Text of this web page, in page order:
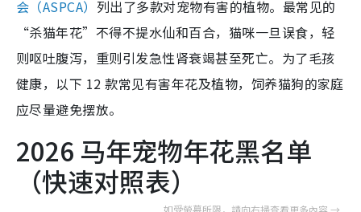
会（ASPCA） 列出了多款对宠物有害的植物。最常见的
“杀猫年花”不得不提水仙和百合，猫咪一旦误食，轻
则呕吐腹泻，重则引发急性肾衰竭甚至死亡。为了毛孩
健康，以下 12 款常见有害年花及植物，饲养猫狗的家庭
应尽量避免摆放。
2026 马年宠物年花黑名单
（快速对照表）